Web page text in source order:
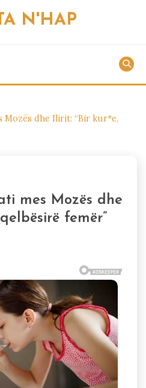
N'HAP
Mozës dhe Ilirit: “Bir kur*e,
mes Mozës dhe
femër”